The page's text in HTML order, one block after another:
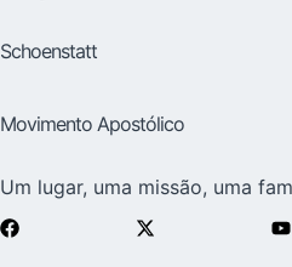
Schoenstatt
Movimento Apostólico
Um lugar, uma missão, uma